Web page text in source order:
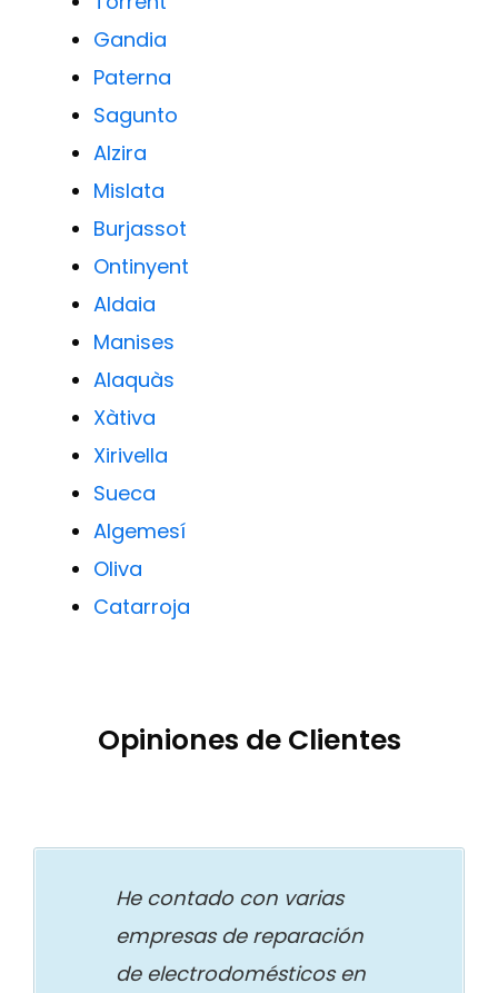
Gandia
Paterna
Sagunto
Alzira
Mislata
Burjassot
Ontinyent
Aldaia
Manises
Alaquàs
Xàtiva
Xirivella
Sueca
Algemesí
Oliva
Catarroja
Opiniones de Clientes
He contado con varias
empresas de reparación
de electrodomésticos en